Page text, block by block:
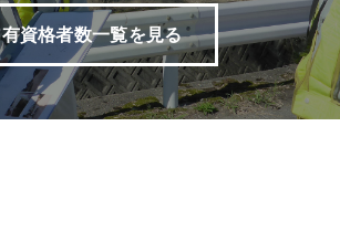
有資格者数一覧を見る